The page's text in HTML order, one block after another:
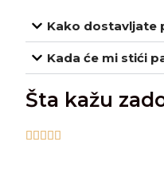
Kako dostavljate
Kada će mi stići
Šta kažu
    